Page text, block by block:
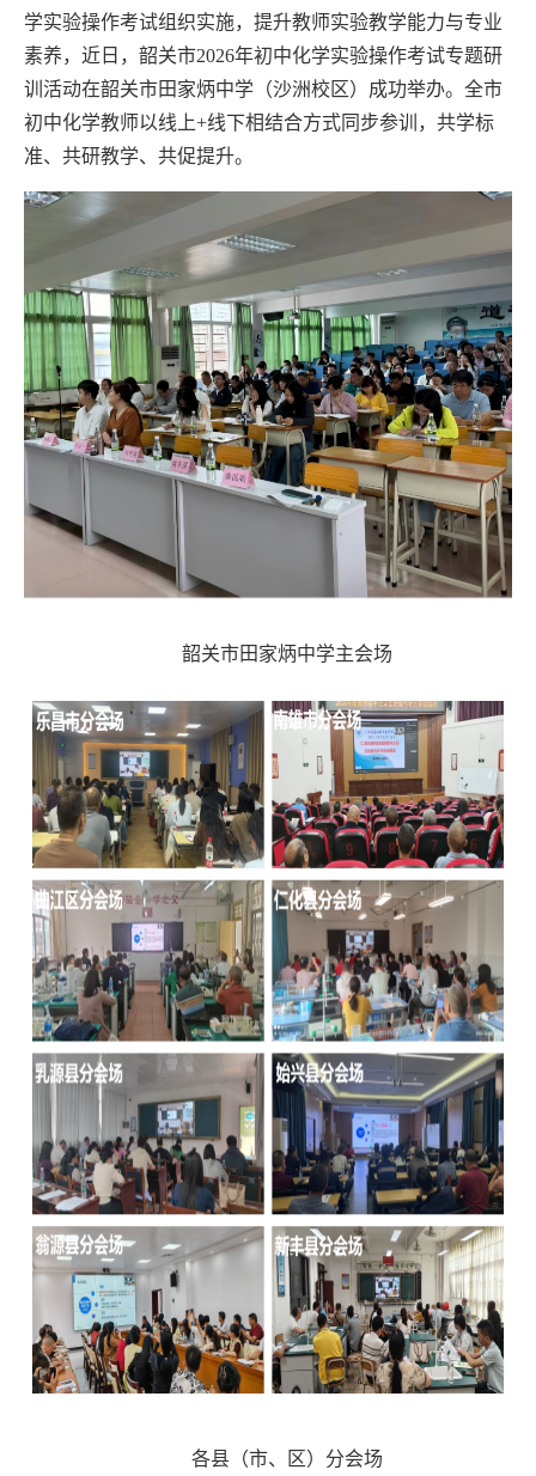
学实验操作考试组织实施，提升教师实验教学能力与专业
素养，近 日，韶关市2026年初中化学实验操作考试专题研
训活动在韶关市田家炳中学（沙洲校区）成功举办。全市
初中化学教师以线上+线下相结合方式同步参训，共学标
准、共研教学、共促提升。
韶关市田家炳中学主会场
各县（市、区）分会场